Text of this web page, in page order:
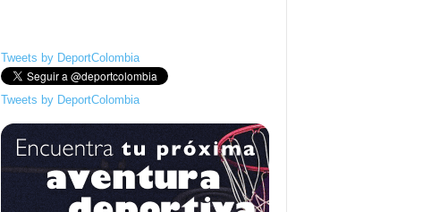
Tweets by DeportColombia
Tweets by DeportColombia